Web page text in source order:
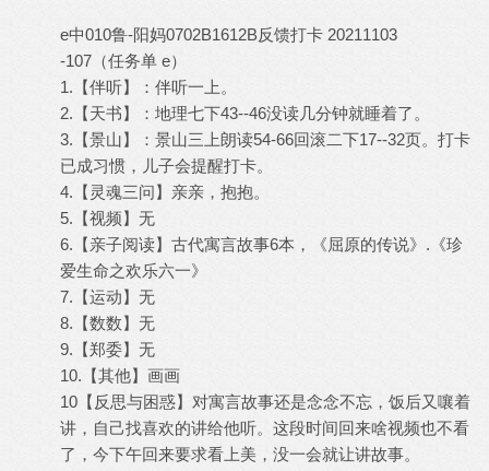
e中010鲁-阳妈0702B1612B反馈打卡 20211103
-107（任务单 e）
1.【伴听】：伴听一上。
2.【天书】：地理七下43--46没读几分钟就睡着了。
3.【景山】：景山三上朗读54-66回滚二下17--32页。打卡
已成习惯，儿子会提醒打卡。
4.【灵魂三问】亲亲，抱抱。
5.【视频】无
6.【亲子阅读】古代寓言故事6本，《屈原的传说》.《珍
爱生命之欢乐六一》
7.【运动】无
8.【数数】无
9.【郑委】无
10.【其他】画画
10【反思与困惑】对寓言故事还是念念不忘，饭后又嚷着
讲，自己找喜欢的讲给他听。这段时间回来啥视频也不看
了，今下午回来要求看上美，没一会就让讲故事。